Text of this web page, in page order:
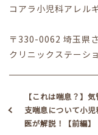
コアラ小児科アレル
〒330-0062 埼玉県
クリニックステーシ
【これは喘息？】気
支喘息について小児
医が解説！【前編】